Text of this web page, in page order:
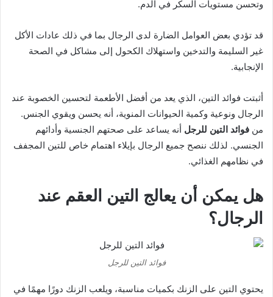
وتحسن مستويات السكر في الدم.
قد تؤدي بعض العوامل الضارة لدى الرجال بما في ذلك عادات الأكل
غير السليمة والتدخين واستهلاك الكحول إلى مشاكل في الصحة
الإنجابية.
أثبتت فوائد التين، الذي يعد من أفضل الأطعمة لتحسين الخصوبة عند
الرجال ونوعية وكمية الحيوانات المنوية، أنه يحسن ويقوي الجنس.
من فوائد التين للرجل أنه يساعد على صحتهم الجنسية وأدائهم
الجنسي. لذلك ننصح جميع الرجال بإيلاء اهتمام خاص للتين المجفف
في نظامهم الغذائي.
هل يمكن أن يعالج التين العقم عند
الرجال؟
فوائد التين للرجل
يحتوي التين على الزنك بكميات مناسبة، ويلعب الزنك دورًا مهمًا في